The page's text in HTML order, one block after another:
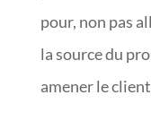
pour, non pas
la source du
amener le